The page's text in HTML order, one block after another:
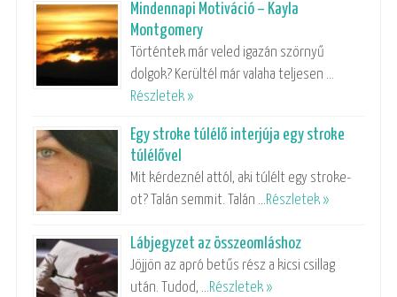
Mindennapi Motiváció – Kayla
Montgomery
Történtek már veled igazán szörnyű
dolgok? Kerültél már valaha teljesen …
Részletek »
Egy stroke túlélő interjúja egy stroke
túlélővel
Mit kérdeznél attól, aki túlélt egy stroke-
ot? Talán semmit. Talán …Részletek »
Lábjegyzet az összeomláshoz
Jöjjön az apró betűs rész a kicsi csillag
után. Tudod, …Részletek »